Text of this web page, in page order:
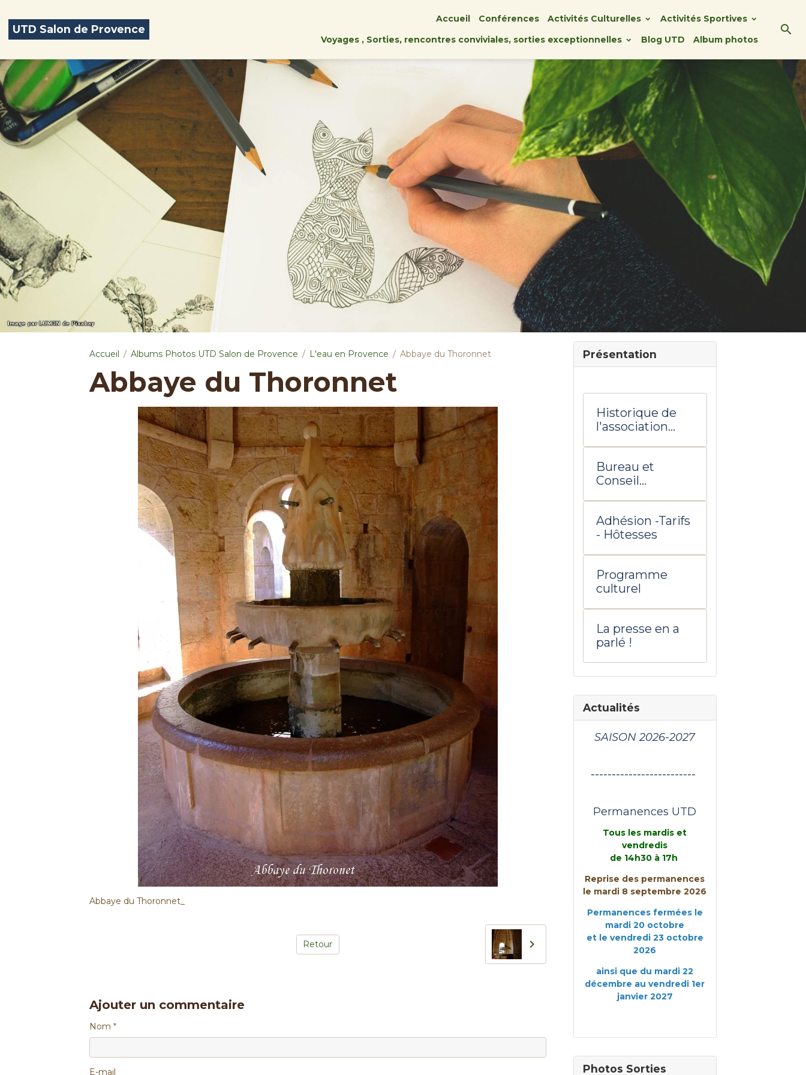
UTD Salon de Provence
Accueil Conférences Activités Culturelles
Activités Sportives
Voyages , Sorties, rencontres conviviales, sorties exceptionnelles
Blog UTD Album photos
Accueil Albums Photos UTD Salon de Provence L'eau en Provence Abbaye du Thoronnet
Abbaye du Thoronnet
Abbaye du Thoronnet_
Retour
Ajouter un commentaire
Nom
E-mail
Présentation
Historique de
l'association
Bureau et
Conseil
Adhésion -Tarifs
- Hôtesses
Programme
culturel
La presse en a
parlé !
Actualités
SAISON 2026-2027
-------------------------
Permanences UTD
Tous les mardis et
vendredis
de 14h30 à 17h
Reprise des permanences
le mardi 8 septembre 2026
Permanences fermées le
mardi 20 octobre
et le vendredi 23 octobre
2026
ainsi que du mardi 22
décembre au vendredi 1er
janvier 2027
Photos Sorties